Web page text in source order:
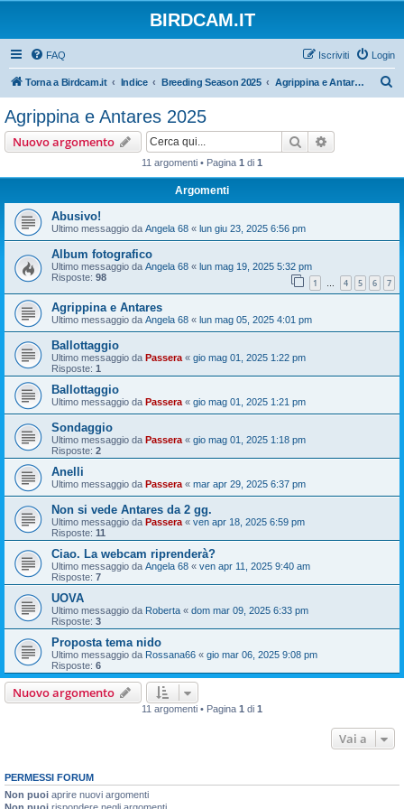
BIRDCAM.IT
FAQ Login
Iscriviti
Torna a Birdcam.it Indice Breeding Season 2025 Agrippina e Antares 2025
Agrippina e Antares 2025
Nuovo argomento Cerca
11 argomenti • Pagina 1 di 1
Argomenti
Abusivo!
Ultimo messaggio da Angela 68 « lun giu 23, 2025 6:56 pm
Album fotografico
Ultimo messaggio da Angela 68 « lun mag 19, 2025 5:32 pm
Risposte: 98 1 … 4 5 6 7
Agrippina e Antares
Ultimo messaggio da Angela 68 « lun mag 05, 2025 4:01 pm
Ballottaggio
Ultimo messaggio da Passera « gio mag 01, 2025 1:22 pm
Risposte: 1
Ballottaggio
Ultimo messaggio da Passera « gio mag 01, 2025 1:21 pm
Sondaggio
Ultimo messaggio da Passera « gio mag 01, 2025 1:18 pm
Risposte: 2
Anelli
Ultimo messaggio da Passera « mar apr 29, 2025 6:37 pm
Non si vede Antares da 2 gg.
Ultimo messaggio da Passera « ven apr 18, 2025 6:59 pm
Risposte: 11
Ciao. La webcam riprenderà?
Ultimo messaggio da Angela 68 « ven apr 11, 2025 9:40 am
Risposte: 7
UOVA
Ultimo messaggio da Roberta « dom mar 09, 2025 6:33 pm
Risposte: 3
Proposta tema nido
Ultimo messaggio da Rossana66 « gio mar 06, 2025 9:08 pm
Risposte: 6
Nuovo argomento
11 argomenti • Pagina 1 di 1
Vai a
PERMESSI FORUM
Non puoi aprire nuovi argomenti